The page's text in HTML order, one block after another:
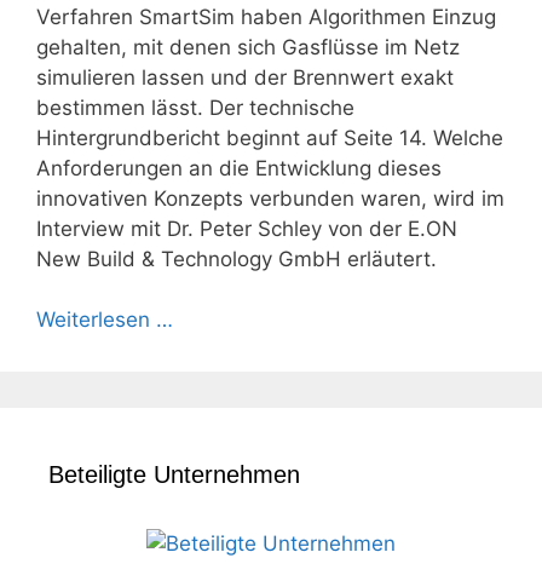
Verfahren SmartSim haben Algorithmen Einzug
gehalten, mit denen sich Gasflüsse im Netz
simulieren lassen und der Brennwert exakt
bestimmen lässt. Der technische
Hintergrundbericht beginnt auf Seite 14. Welche
Anforderungen an die Entwicklung dieses
innovativen Konzepts verbunden waren, wird im
Interview mit Dr. Peter Schley von der E.ON
New Build & Technology GmbH erläutert.
Weiterlesen …
Beteiligte Unternehmen